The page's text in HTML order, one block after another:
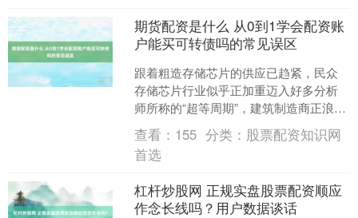
期货配资是什么 从0到1学会配资账
户能买可转债吗的常见误区
跟着粗造存储芯片的供应已趋紧，民众
存储芯片行业似乎正加重迈入好多分析
师所称的“超等周期”，建筑制造商正浪漫
囤荟萃储芯片。在大消耗的市集布景
下，中国数字型平台企业....
查看： 155 分类： 股票配资知识网
首选
杠杆炒股网 正规实盘股票配资顺应
作念长线吗？用户数据谈话